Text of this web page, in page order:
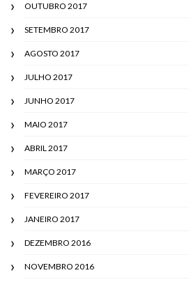
OUTUBRO 2017
SETEMBRO 2017
AGOSTO 2017
JULHO 2017
JUNHO 2017
MAIO 2017
ABRIL 2017
MARÇO 2017
FEVEREIRO 2017
JANEIRO 2017
DEZEMBRO 2016
NOVEMBRO 2016